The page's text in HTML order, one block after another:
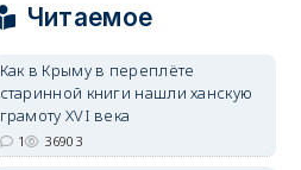
erid: 2SDnjdPjgYS
Читаемое
Как в Крыму в переплёте
старинной книги нашли ханскую
грамоту XVI века
1 36903